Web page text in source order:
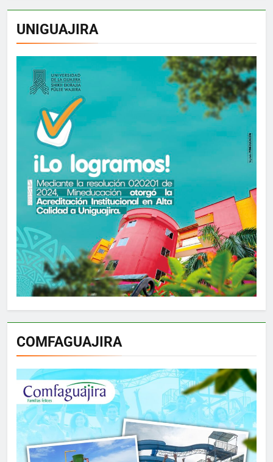
UNIGUAJIRA
COMFAGUAJIRA